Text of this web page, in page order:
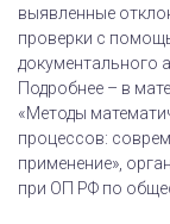
выявленные
проверки с
документального
Подробнее – в
«Методы
процессов:
применение»,
при ОП РФ по